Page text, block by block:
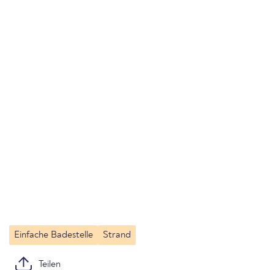
Einfache Badestelle Strand
Teilen